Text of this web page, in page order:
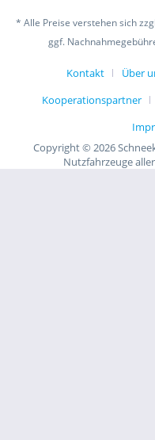
* Alle Preise verstehen sich
ggf.
Kontakt Über
Kooperationspartner
Copyright © 2026
Nutzfahrzeuge